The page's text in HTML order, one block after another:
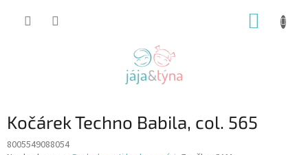
Kočárek Techno Babila, col. 565
8005549088054